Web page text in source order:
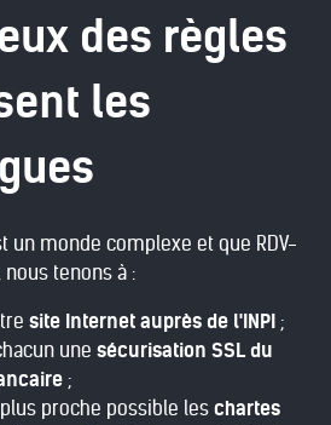
des règles
les
un monde complexe et que RDV-
tenons à :
site Internet auprès de l'INPI ;
une sécurisation SSL du
;
proche possible les chartes